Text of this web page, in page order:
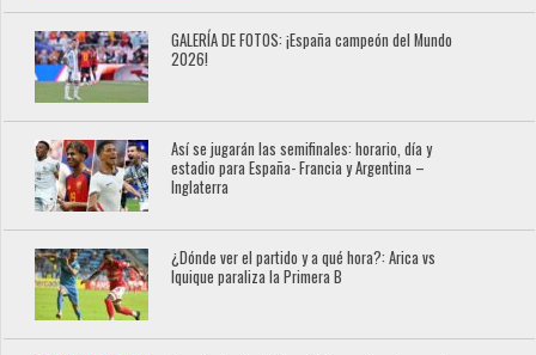
GALERÍA DE FOTOS: ¡España campeón del Mundo
2026!
Así se jugarán las semifinales: horario, día y
estadio para España- Francia y Argentina –
Inglaterra
¿Dónde ver el partido y a qué hora?: Arica vs
Iquique paraliza la Primera B